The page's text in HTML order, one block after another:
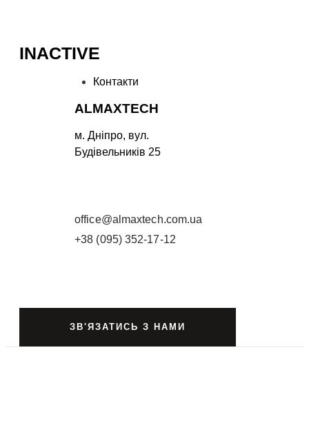
INACTIVE
Контакти
ALMAXTECH
м. Дніпро, вул.
Будівельників 25
office@almaxtech.com.ua
+38 (095) 352-17-12
ЗВ'ЯЗАТИСЬ З НАМИ